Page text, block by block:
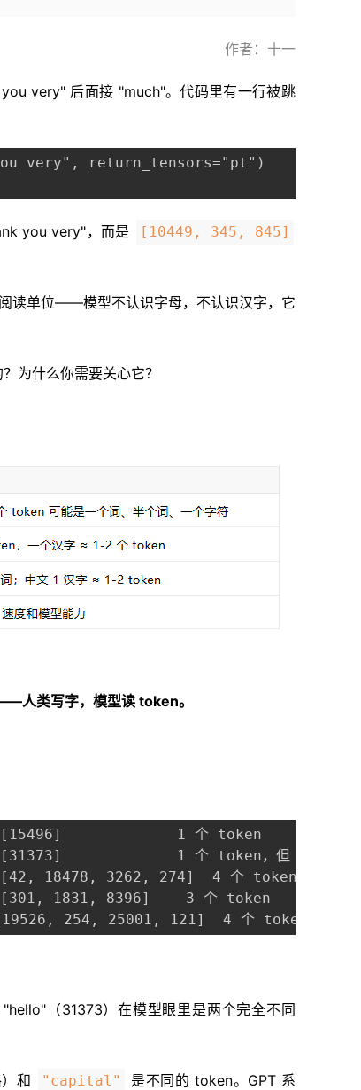
作者：十一
very" 后面接 "much"。代码里有一行被跳
very", return_tensors="pt")
you very"，而是 [10449, 345, 845]
读单位——模型不认识字母，不认识汉字，它
为什么你需要关心它？
人类写字，模型读 token。
1 个 token
1 个 token，但 ID 不同！
18478, 3262, 274]  4 个 token，被切碎了
1831, 8396]    3 个 token
254, 25001, 121]  4 个 token！
（31373）在模型眼里是两个完全不同
和 "capital"
是不同的 token。GPT 系